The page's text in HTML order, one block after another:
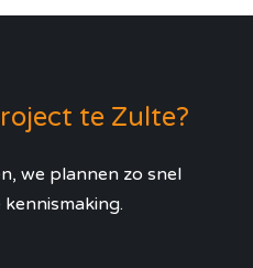
te Zulte?
we plannen zo snel